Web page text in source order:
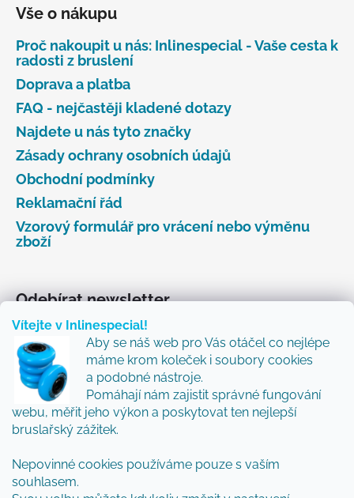
Vítejte v Inlinespecial!
Aby se náš web pro Vás otáčel co nejlépe
máme krom koleček i soubory cookies
a podobné nástroje.
Pomáhají nám zajistit správné fungování
webu, měřit jeho výkon a poskytovat ten nejlepší
bruslařský zážitek.
Nepovinné cookies používáme pouze s vaším
souhlasem.
Vše o nákupu
Proč nakoupit u nás: Inlinespecial - Vaše cesta k
radosti z bruslení
Doprava a platba
FAQ - nejčastěji kladené dotazy
Najdete u nás tyto značky
Zásady ochrany osobních údajů
Obchodní podmínky
Reklamační řád
Vzorový formulář pro vrácení nebo výměnu
zboží
Odebírat newsletter
Vložte svůj e-mail a my vám budeme zasílat informace
o nových produktech na našem e-shopu.
Přidejte se k nám a my Vám budeme zasílat ty nejlepší
novinky a tipy.
E-mail
Vložením e-mailu souhlasíte spodmínkami
ochrany osobních údajů